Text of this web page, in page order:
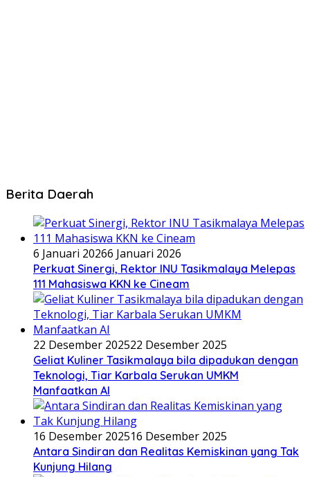
Berita Daerah
6 Januari 20266 Januari 2026
Perkuat Sinergi, Rektor INU Tasikmalaya Melepas
111 Mahasiswa KKN ke Cineam
22 Desember 202522 Desember 2025
Geliat Kuliner Tasikmalaya bila dipadukan dengan
Teknologi, Tiar Karbala Serukan UMKM
Manfaatkan AI
16 Desember 202516 Desember 2025
Antara Sindiran dan Realitas Kemiskinan yang Tak
Kunjung Hilang